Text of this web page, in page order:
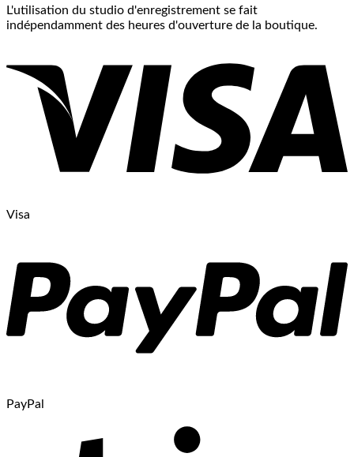
L'utilisation du studio d'enregistrement se fait
indépendamment des heures d'ouverture de la boutique.
Visa
PayPal